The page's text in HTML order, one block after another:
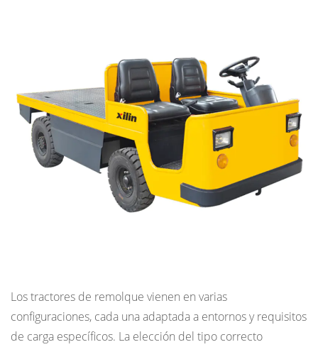
Fabricación
de
automóviles
3.4
Hospitales
militares
y
gubernamentales
Los tractores de remolque vienen en varias
configuraciones, cada una adaptada a entornos y requisitos
de carga específicos. La elección del tipo correcto